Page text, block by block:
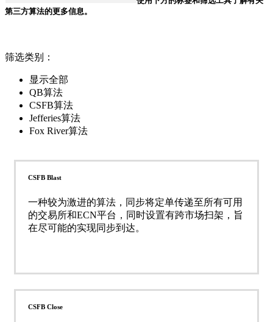
第三方算法的更多信息。
筛选类别：
显示全部
QB算法
CSFB算法
Jefferies算法
Fox River算法
CSFB Blast
一种较为激进的算法，同步将定单传递至所有可用
的交易所和ECN平台，同时设置有跨市场扫架，旨
在尽可能的实现同步到达。
CSFB Close